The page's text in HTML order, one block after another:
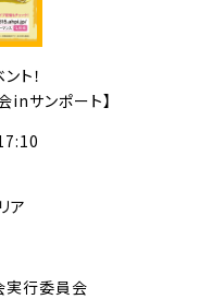
ト！
inサンポート】
ア
実行委員会